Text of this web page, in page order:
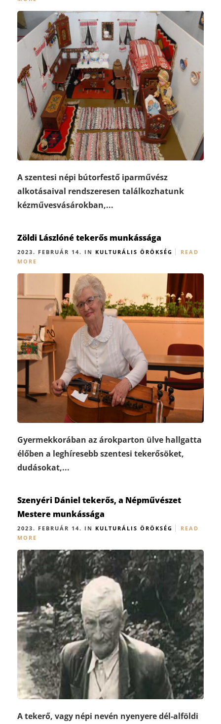
A szentesi népi bútorfestő iparművész
alkotásaival rendszeresen találkozhatunk
kézművesvásárokban,...
Zöldi Lászlóné tekerős munkássága
2023. FEBRUÁR 14. IN KULTURÁLIS ÖRÖKSÉG
READ
MORE
Gyermekkorában az árokparton ülve hallgatta
élőben a leghíresebb szentesi tekerősöket,
dudásokat,...
Szenyéri Dániel tekerős, a Népművészet
Mestere munkássága
2023. FEBRUÁR 14. IN KULTURÁLIS ÖRÖKSÉG
READ
MORE
A tekerő, vagy népi nevén nyenyere dél-alföldi